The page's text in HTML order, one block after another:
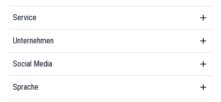
Service
Unternehmen
Social Media
Sprache